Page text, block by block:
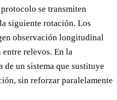
se transmiten
siguiente rotación. Los
observación longitudinal
entre relevos. En la
de un sistema que sustituye
sin reforzar paralelamente